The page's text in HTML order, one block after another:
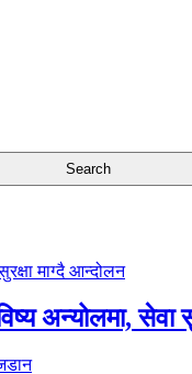
अन्योलमा, सेवा